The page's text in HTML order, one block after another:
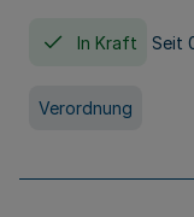
In Kraft Seit
Verordnung